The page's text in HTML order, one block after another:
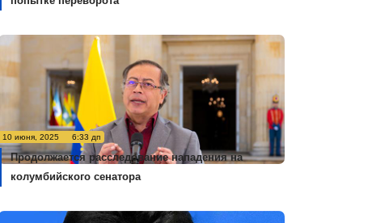
10 июня, 2025 6:33 дп
Продолжается расследование нападения на
колумбийского сенатора